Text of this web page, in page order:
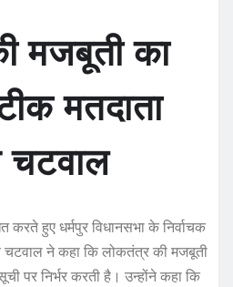
मजबूती का
मतदाता
चटवाल
करते हुए धर्मपुर विधानसभा के निर्वाचक
चटवाल ने कहा कि लोकतंत्र की मजबूती
पर निर्भर करती है। उन्होंने कहा कि